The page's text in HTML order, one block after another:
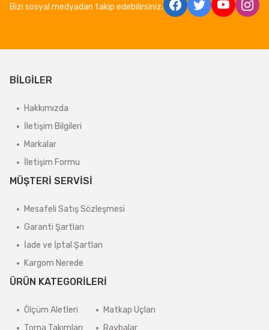
Bizi sosyal medyadan takip edebilirsiniz.
BİLGİLER
Hakkımızda
İletişim Bilgileri
Markalar
İletişim Formu
MÜŞTERİ SERVİSİ
Mesafeli Satış Sözleşmesi
Garanti Şartları
İade ve İptal Şartları
Kargom Nerede
ÜRÜN KATEGORİLERİ
Ölçüm Aletleri
Torna Takımları
Matkap Uçları
Raybalar